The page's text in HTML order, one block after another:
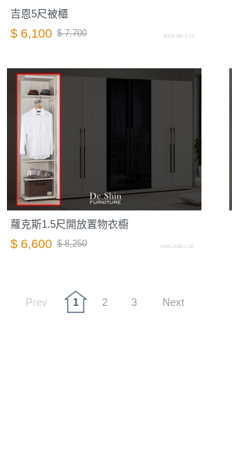
吉恩5尺被櫃
$ 6,100 $ 7,700 A003.596-3.26
蘿克斯1.5尺開放置物衣櫥
$ 6,600 $ 8,250 A088.2096-1.26
Prev 1 2 3 Next